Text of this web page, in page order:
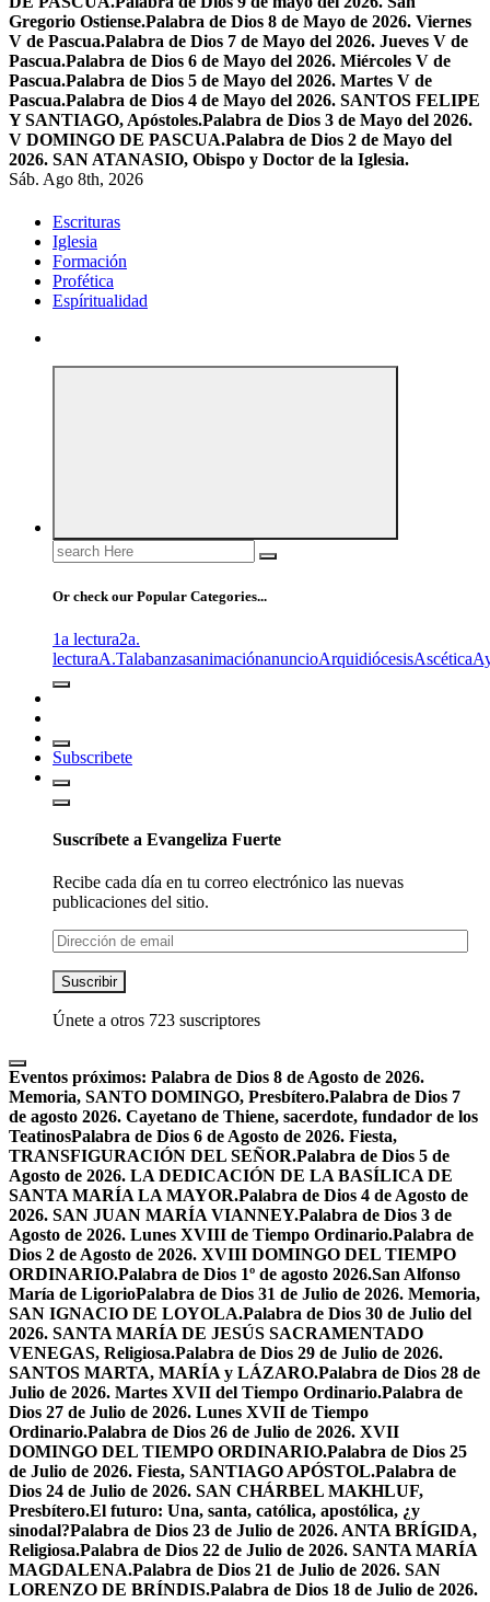
Gregorio Ostiense.Palabra de Dios 8 de Mayo de 2026. Viernes
V de Pascua.Palabra de Dios 7 de Mayo del 2026. Jueves V de
Pascua.Palabra de Dios 6 de Mayo del 2026. Miércoles V de
Pascua.Palabra de Dios 5 de Mayo del 2026. Martes V de
Pascua.Palabra de Dios 4 de Mayo del 2026. SANTOS FELIPE
Y SANTIAGO, Apóstoles.Palabra de Dios 3 de Mayo del 2026.
V DOMINGO DE PASCUA.Palabra de Dios 2 de Mayo del
2026. SAN ATANASIO, Obispo y Doctor de la Iglesia.
Sáb. Ago 8th, 2026
Escrituras
Iglesia
Formación
Profética
Espíritualidad
Search
for:
Or check our Popular Categories...
1a lectura2a.
lecturaA.TalabanzasanimaciónanuncioArquidiócesisAscética
Subscribete
Suscríbete a Evangeliza Fuerte
Recibe cada día en tu correo electrónico las nuevas
publicaciones del sitio.
Dirección
de
email
Suscribir
Únete a otros 723 suscriptores
Eventos próximos: Palabra de Dios 8 de Agosto de 2026.
Memoria, SANTO DOMINGO, Presbítero.Palabra de Dios 7
de agosto 2026. Cayetano de Thiene, sacerdote, fundador de los
TeatinosPalabra de Dios 6 de Agosto de 2026. Fiesta,
TRANSFIGURACIÓN DEL SEÑOR.Palabra de Dios 5 de
Agosto de 2026. LA DEDICACIÓN DE LA BASÍLICA DE
SANTA MARÍA LA MAYOR.Palabra de Dios 4 de Agosto de
2026. SAN JUAN MARÍA VIANNEY.Palabra de Dios 3 de
Agosto de 2026. Lunes XVIII de Tiempo Ordinario.Palabra de
Dios 2 de Agosto de 2026. XVIII DOMINGO DEL TIEMPO
ORDINARIO.Palabra de Dios 1º de agosto 2026.San Alfonso
María de LigorioPalabra de Dios 31 de Julio de 2026. Memoria,
SAN IGNACIO DE LOYOLA.Palabra de Dios 30 de Julio del
2026. SANTA MARÍA DE JESÚS SACRAMENTADO
VENEGAS, Religiosa.Palabra de Dios 29 de Julio de 2026.
SANTOS MARTA, MARÍA y LÁZARO.Palabra de Dios 28 de
Julio de 2026. Martes XVII del Tiempo Ordinario.Palabra de
Dios 27 de Julio de 2026. Lunes XVII de Tiempo
Ordinario.Palabra de Dios 26 de Julio de 2026. XVII
DOMINGO DEL TIEMPO ORDINARIO.Palabra de Dios 25
de Julio de 2026. Fiesta, SANTIAGO APÓSTOL.Palabra de
Dios 24 de Julio de 2026. SAN CHÁRBEL MAKHLUF,
Presbítero.El futuro: Una, santa, católica, apostólica, ¿y
sinodal?Palabra de Dios 23 de Julio de 2026. ANTA BRÍGIDA,
Religiosa.Palabra de Dios 22 de Julio de 2026. SANTA MARÍA
MAGDALENA.Palabra de Dios 21 de Julio de 2026. SAN
LORENZO DE BRÍNDIS.Palabra de Dios 18 de Julio de 2026.